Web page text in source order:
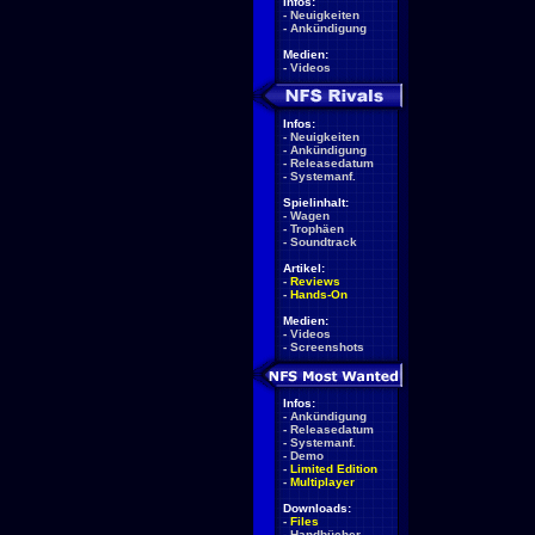
- Neuigkeiten
- Ankündigung
Medien:
- Videos
Infos:
- Neuigkeiten
- Ankündigung
- Releasedatum
- Systemanf.
Spielinhalt:
- Wagen
- Trophäen
- Soundtrack
Artikel:
- Reviews
- Hands-On
Medien:
- Videos
- Screenshots
Infos:
- Ankündigung
- Releasedatum
- Systemanf.
- Demo
- Limited Edition
- Multiplayer
Downloads:
- Files